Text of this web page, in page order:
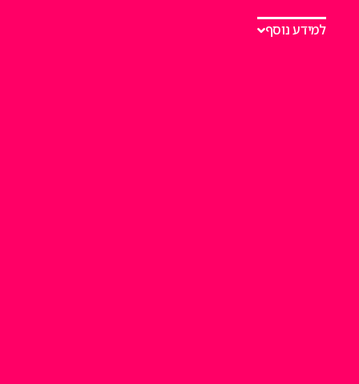
למידע נוסף